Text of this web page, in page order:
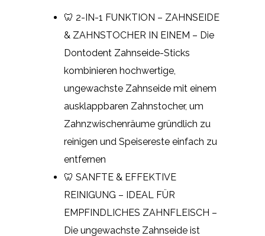
🦷 2-IN-1 FUNKTION – ZAHNSEIDE
& ZAHNSTOCHER IN EINEM – Die
Dontodent Zahnseide-Sticks
kombinieren hochwertige,
ungewachste Zahnseide mit einem
ausklappbaren Zahnstocher, um
Zahnzwischenräume gründlich zu
reinigen und Speisereste einfach zu
entfernen
🦷 SANFTE & EFFEKTIVE
REINIGUNG – IDEAL FÜR
EMPFINDLICHES ZAHNFLEISCH –
Die ungewachste Zahnseide ist